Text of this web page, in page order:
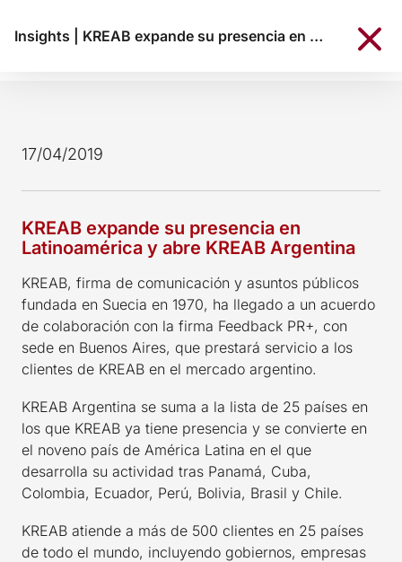
Insights KREAB expande su presencia en Latinoamérica y abre KREAB Argentina
17/04/2019
KREAB expande su presencia en
Latinoamérica y abre KREAB Argentina
KREAB, firma de comunicación y asuntos públicos
fundada en Suecia en 1970, ha llegado a un acuerdo
de colaboración con la firma Feedback PR+, con
sede en Buenos Aires, que prestará servicio a los
clientes de KREAB en el mercado argentino.
KREAB Argentina se suma a la lista de 25 países en
los que KREAB ya tiene presencia y se convierte en
el noveno país de América Latina en el que
desarrolla su actividad tras Panamá, Cuba,
Colombia, Ecuador, Perú, Bolivia, Brasil y Chile.
KREAB atiende a más de 500 clientes en 25 países
de todo el mundo, incluyendo gobiernos, empresas